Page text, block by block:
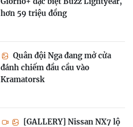
hơn 59 triệu đồng
Quân đội Nga đang mở cửa
đánh chiếm đầu cầu vào
Kramatorsk
[GALLERY] Nissan NX7 lộ